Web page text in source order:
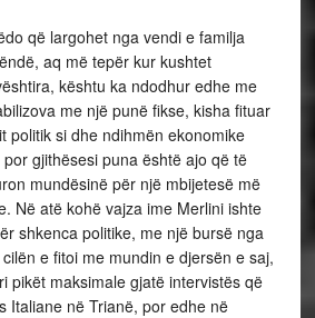
që largohet nga vendi e familja
aq më tepër kur kushtet
kështu ka ndodhur edhe me
me një punë fikse, kisha fituar
politik si dhe ndihmën ekonomike
gjithësesi puna është ajo që të
mundësinë për një mbijetesë më
Në atë kohë vajza ime Merlini ishte
shkenca politike, me një bursë nga
e fitoi me mundin e djersën e saj,
pikët maksimale gjatë intervistës që
Italiane në Trianë, por edhe në